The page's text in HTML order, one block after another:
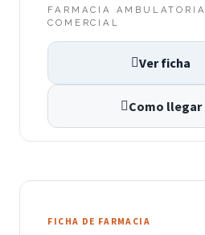
FARMACIA AMBULATORIA
COMERCIAL
Ver ficha
Como llegar
FICHA DE FARMACIA